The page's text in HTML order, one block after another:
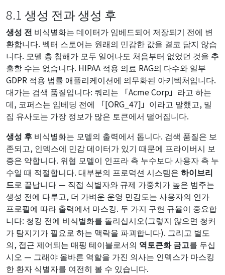
8.1 생성 전과 생성 후
생성 전 비식별화는 데이터가 임베드되어 저장되기 전에 변
환합니다. 벡터 스토어는 원래의 민감한 값을 결코 담지 않습
니다. 모델 층 침해가 모두 일어나도 처음부터 없었던 것을 추
출할 수는 없습니다. HIPAA 적용 의료 RAG의 다수와 일부
GDPR 적용 법률 애플리케이션에 의무화된 아키텍처입니다.
대가는 검색 품질입니다: 쿼리는 「Acme Corp」라고 하는
데, 코퍼스는 임베딩 전에 「[ORG_47]」이라고 말했고, 밀
집 유사도는 가장 정보가 많은 토큰에서 떨어집니다.
생성 후 비식별화는 모델의 출력에서 돕니다. 검색 품질은 보
존되고, 인덱스에 민감 데이터가 있기 때문에 프라이버시 보
증은 약합니다. 위협 모델이 인프라 측 누수보다 사용자 측 누
수일 때 적절합니다. 대부분의 프로덕션 시스템은 하이브리
드로 끝납니다 — 직접 식별자와 규제 가중치가 높은 범주는
생성 전에 다루고, 더 가벼운 운영 민감도는 사용자의 인가
프로필에 따라 출력에서 마스킹. 두 가지 구현 규율이 중요합
니다: 청킹 전에 비식별화를 돌리십시오(그렇지 않으면 청커
가 탐지기가 필요로 하는 맥락을 파괴합니다). 그리고 별도
의, 접근 제어되는 매핑 테이블로서의 역토큰화 금고를 두십
시오 — 그래야 올바른 역할을 가진 의사는 인덱스가 마스킹
한 환자 식별자를 여전히 볼 수 있습니다.